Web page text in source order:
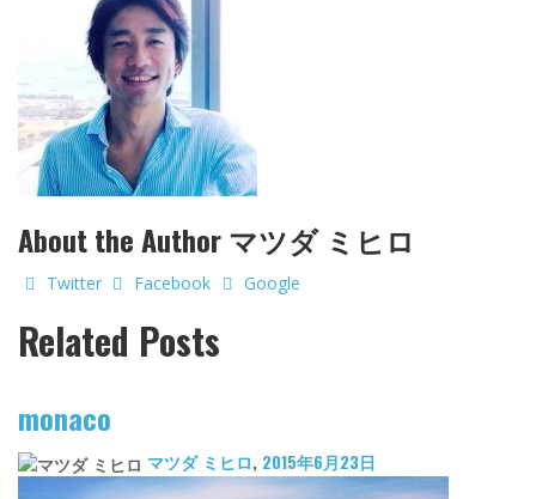
About the Authorマツダ ミヒロ
Twitter Facebook Google
Related Posts
monaco
マツダ ミヒロ, 2015年6月23日